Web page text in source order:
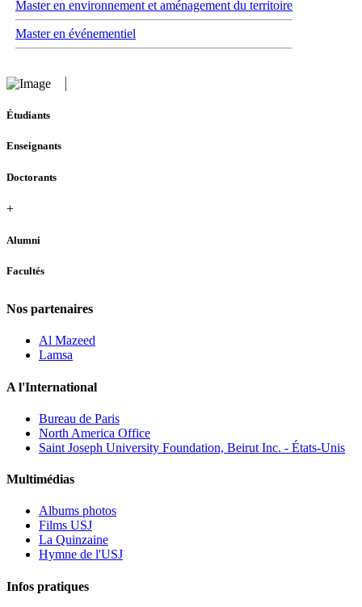
Master en environnement et aménagement du territoire
Master en événementiel
Étudiants
Enseignants
Doctorants
+
Alumni
Facultés
Nos partenaires
Al Mazeed
Lamsa
A l'International
Bureau de Paris
North America Office
Saint Joseph University Foundation, Beirut Inc. - États-Unis
Multimédias
Albums photos
Films USJ
La Quinzaine
Hymne de l'USJ
Infos pratiques